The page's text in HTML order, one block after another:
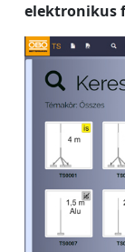
elektronikus